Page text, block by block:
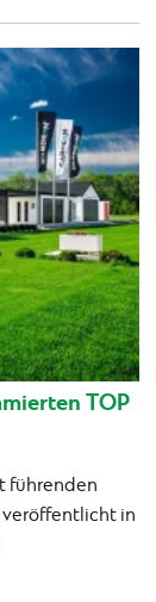
TOP
führenden
in